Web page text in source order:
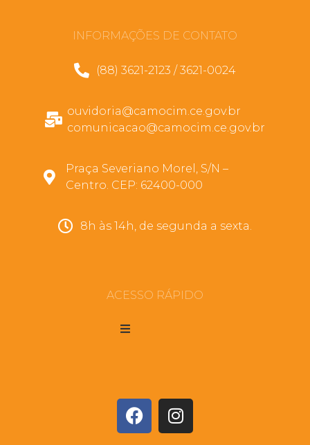
INFORMAÇÕES DE CONTATO
(88) 3621-2123 / 3621-0024
ouvidoria@camocim.ce.gov.br
comunicacao@camocim.ce.gov.br
Praça Severiano Morel, S/N –
Centro. CEP: 62400-000
8h às 14h, de segunda a sexta.
ACESSO RÁPIDO